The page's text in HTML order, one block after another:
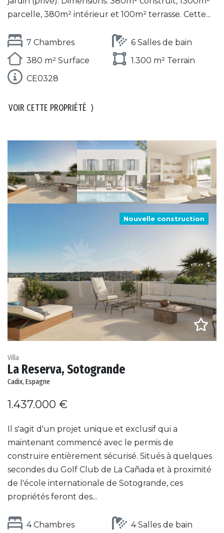
parcelle, 380m² intérieur et 100m² terrasse. Cette...
7 Chambres
6 Salles de bain
380 m² Surface
1.300 m² Terrain
CE0328
VOIR CETTE PROPRIÉTÉ ⟩
Nouvelle construction
Villa
La Reserva, Sotogrande
Cadix, Espagne
1.437.000 €
Il s'agit d'un projet unique et exclusif qui a
maintenant commencé avec le permis de
construire entièrement sécurisé. Situés à quelques
secondes du Golf Club de La Cañada et à proximité
de l'école internationale de Sotogrande, ces
propriétés feront des...
4 Chambres
4 Salles de bain